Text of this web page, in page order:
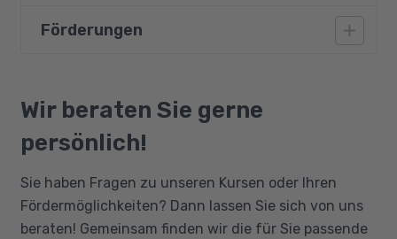
Neue KI-Funktionen in Photoshop
Grundlagen des Grafikdesigns
Social-Media-Post mit Canva
Bildbearbeitung mit Adobe Express
Überblick über Adobe Firefly
Design Thinking und UX/UI
Vorausgesetzt werden ein sicherer Umgang
auf dem Niveau B2. Solide Grundkenntnisse in
Adobe Photoshop und Adobe InDesign sind
ebenfalls erforderlich.
Förderungen
Qualifizierungschancengesetz
Berufliche Rehabilitation
Wir beraten Sie gerne
persönlich!
Sie haben Fragen zu unseren Kursen oder Ihren
Fördermöglichkeiten? Dann lassen Sie sich von uns
beraten! Gemeinsam finden wir die für Sie passende